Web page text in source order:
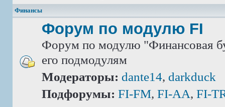
Финансы
Форум по модулю FI
Форум по модулю "Финансовая
его подмодулям
Модераторы: dante14, darkduck
Подфорумы: FI-FM, FI-AA, FI-